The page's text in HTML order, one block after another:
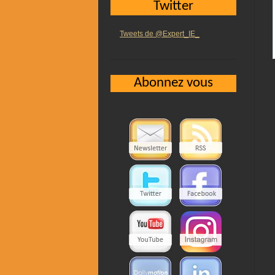
Twitter
Tweets de @Expert_IE_
Abonnez vous